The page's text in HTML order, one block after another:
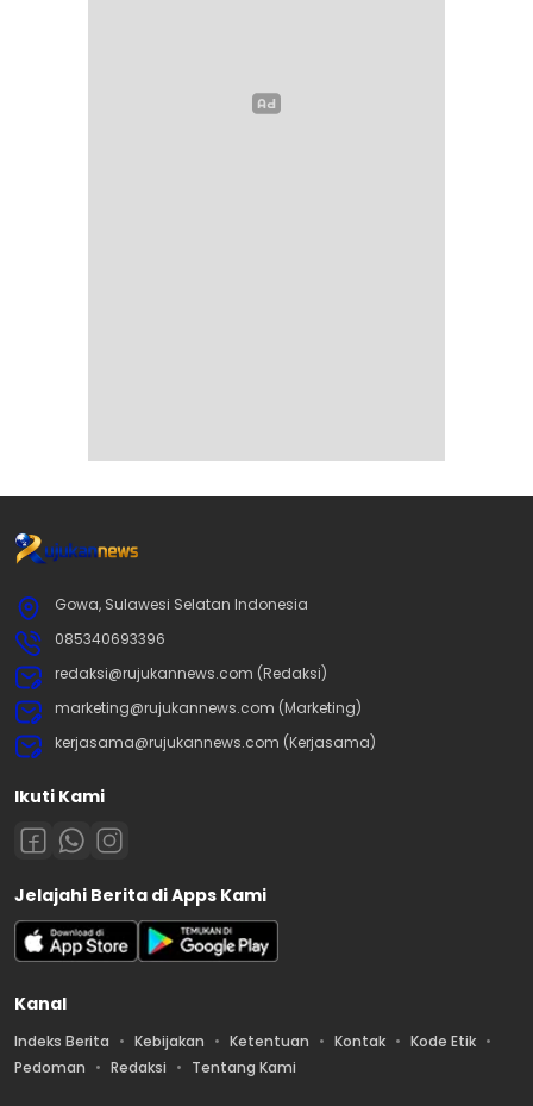
Gowa, Sulawesi Selatan Indonesia
085340693396
redaksi@rujukannews.com (Redaksi)
marketing@rujukannews.com (Marketing)
kerjasama@rujukannews.com (Kerjasama)
Ikuti Kami
Jelajahi Berita di Apps Kami
Kanal
Indeks Berita Kebijakan Ketentuan Kontak
Kode Etik
Pedoman
Redaksi Tentang Kami